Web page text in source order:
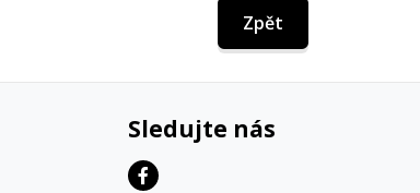
Zpět
Sledujte nás